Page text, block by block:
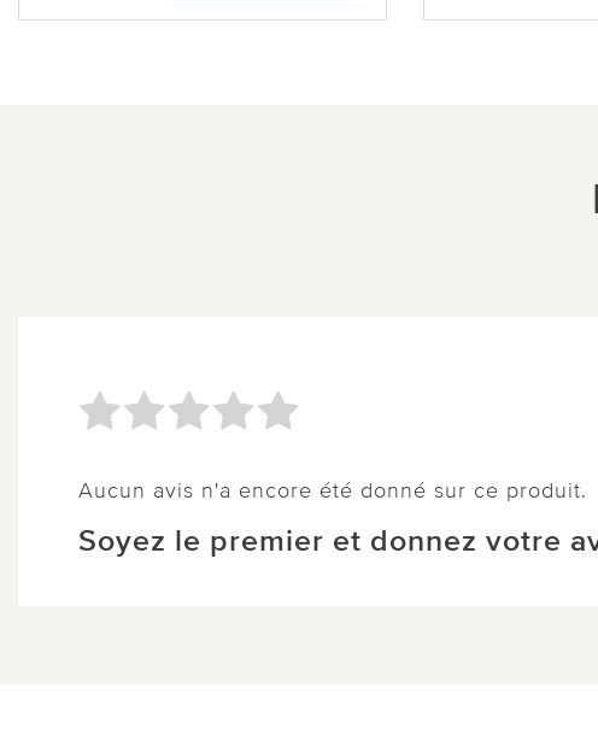
Aucun avis n'a encore été donné sur ce produit.
Soyez le premier et donnez votre